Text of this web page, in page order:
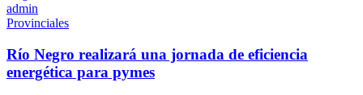
admin
Provinciales
Río Negro realizará una jornada de eficiencia
energética para pymes